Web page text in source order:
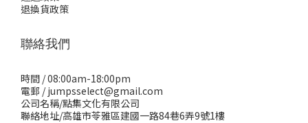
退換貨政策
聯絡我們
時間 / 08:00am-18:00pm
電郵 / jumpsselect@gmail.com
公司名稱/點集文化有限公司
聯絡地址/高雄市苓雅區建國一路84巷6弄9號1樓